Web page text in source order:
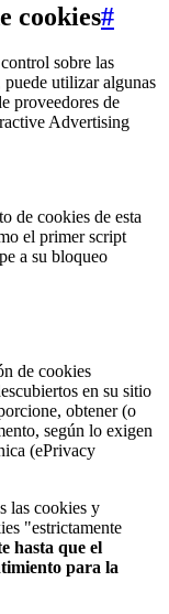
cookies#
sobre las
puede utilizar algunas
proveedores de
Advertising
de cookies de esta
el primer script
a su bloqueo
de cookies
en su sitio
obtener (o
según lo exigen
(ePrivacy
las cookies y
"estrictamente
hasta que el
para la